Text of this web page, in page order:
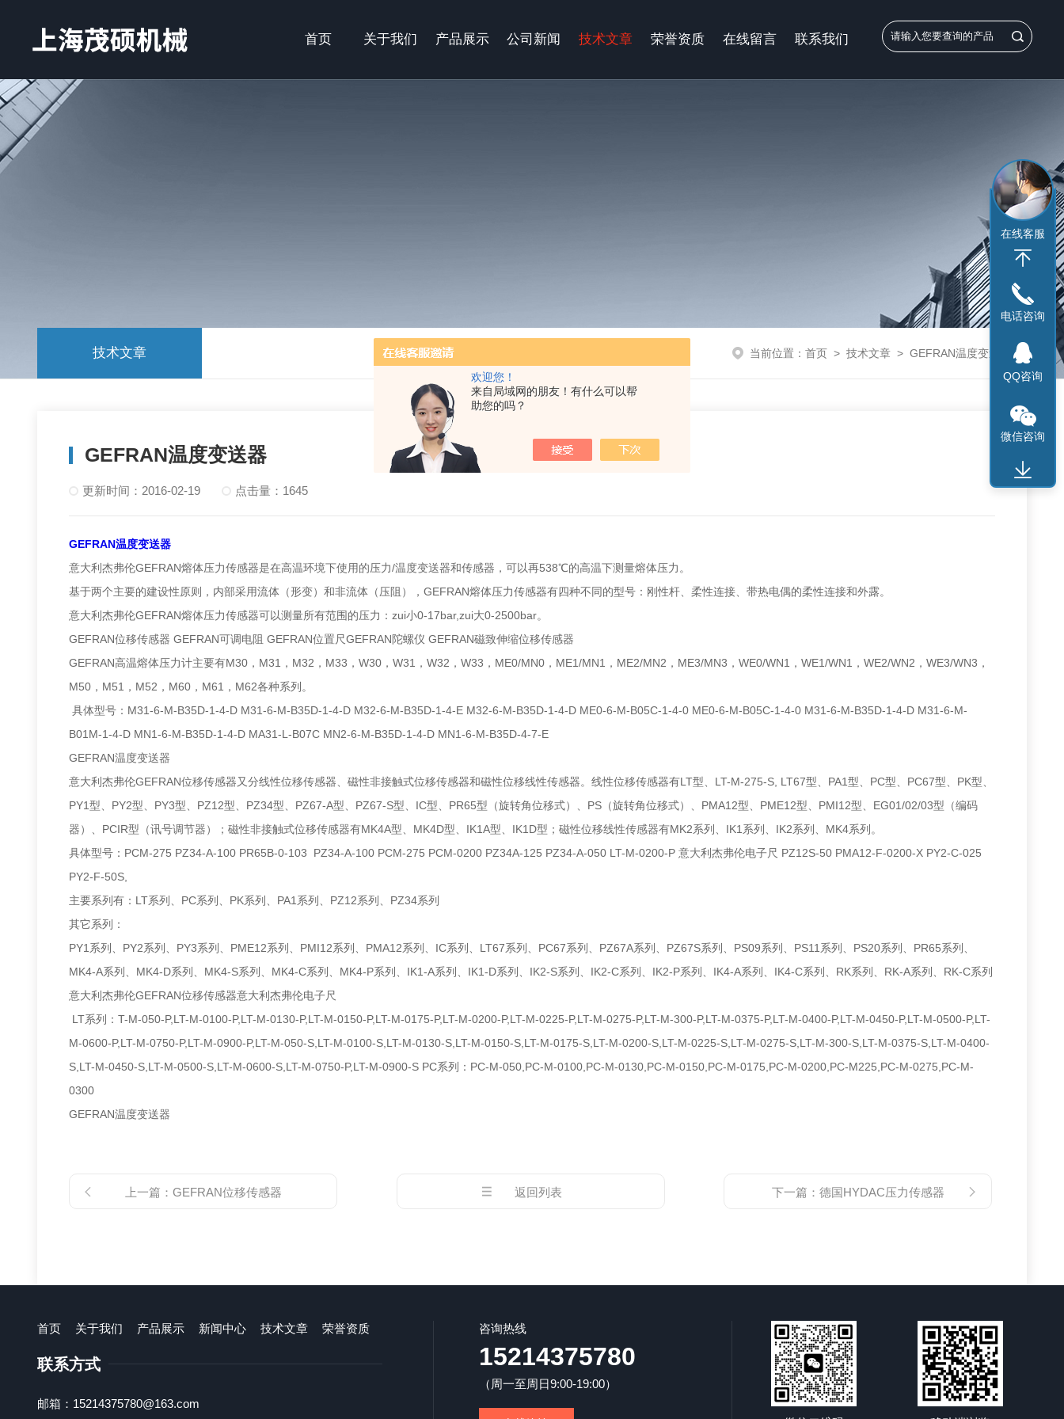
欢迎您！
来自局域网的朋友！有什么可以帮
助您的吗？
首页 关于我们 产品展示 公司新闻 技术文章 荣誉资质 在线留言 联系我们
技术文章 当前位置： 首页> 技术文章> GEFRAN温度变送器
GEFRAN温度变送器
更新时间：2016-02-19 点击量：1645
GEFRAN温度变送器
意大利杰弗伦GEFRAN熔体压力传感器是在高温环境下使用的压力/温度变送器和传感器，可以再538℃的高温下测量熔体压力。
基于两个主要的建设性原则，内部采用流体（形变）和非流体（压阻），GEFRAN熔体压力传感器有四种不同的型号：刚性杆、柔性连接、带热电偶的柔性连接和外露。
意大利杰弗伦GEFRAN熔体压力传感器可以测量所有范围的压力：zui小0-17bar,zui大0-2500bar。
GEFRAN位移传感器 GEFRAN可调电阻 GEFRAN位置尺GEFRAN陀螺仪 GEFRAN磁致伸缩位移传感器
GEFRAN高温熔体压力计主要有M30，M31，M32，M33，W30，W31，W32，W33，ME0/MN0，ME1/MN1，ME2/MN2，ME3/MN3，WE0/WN1，WE1/WN1，WE2/WN2，WE3/WN3，
M50，M51，M52，M60，M61，M62各种系列。
具体型号：M31-6-M-B35D-1-4-D M31-6-M-B35D-1-4-D M32-6-M-B35D-1-4-E M32-6-M-B35D-1-4-D ME0-6-M-B05C-1-4-0 ME0-6-M-B05C-1-4-0 M31-6-M-B35D-1-4-D M31-6-M-
B01M-1-4-D MN1-6-M-B35D-1-4-D MA31-L-B07C MN2-6-M-B35D-1-4-D MN1-6-M-B35D-4-7-E
GEFRAN温度变送器
意大利杰弗伦GEFRAN位移传感器又分线性位移传感器、磁性非接触式位移传感器和磁性位移线性传感器。线性位移传感器有LT型、LT-M-275-S, LT67型、PA1型、PC型、PC67型、PK型、
PY1型、PY2型、PY3型、PZ12型、PZ34型、PZ67-A型、PZ67-S型、IC型、PR65型（旋转角位移式）、PS（旋转角位移式）、PMA12型、PME12型、PMI12型、EG01/02/03型（编码
器）、PCIR型（讯号调节器）；磁性非接触式位移传感器有MK4A型、MK4D型、IK1A型、IK1D型；磁性位移线性传感器有MK2系列、IK1系列、IK2系列、MK4系列。
具体型号：PCM-275 PZ34-A-100 PR65B-0-103 PZ34-A-100 PCM-275 PCM-0200 PZ34A-125 PZ34-A-050 LT-M-0200-P 意大利杰弗伦电子尺 PZ12S-50 PMA12-F-0200-X PY2-C-025
PY2-F-50S,
主要系列有：LT系列、PC系列、PK系列、PA1系列、PZ12系列、PZ34系列
其它系列：
PY1系列、PY2系列、PY3系列、PME12系列、PMI12系列、PMA12系列、IC系列、LT67系列、PC67系列、PZ67A系列、PZ67S系列、PS09系列、PS11系列、PS20系列、PR65系列、
MK4-A系列、MK4-D系列、MK4-S系列、MK4-C系列、MK4-P系列、IK1-A系列、IK1-D系列、IK2-S系列、IK2-C系列、IK2-P系列、IK4-A系列、IK4-C系列、RK系列、RK-A系列、RK-C系列
意大利杰弗伦GEFRAN位移传感器意大利杰弗伦电子尺
LT系列：T-M-050-P,LT-M-0100-P,LT-M-0130-P,LT-M-0150-P,LT-M-0175-P,LT-M-0200-P,LT-M-0225-P,LT-M-0275-P,LT-M-300-P,LT-M-0375-P,LT-M-0400-P,LT-M-0450-P,LT-M-0500-P,LT-
M-0600-P,LT-M-0750-P,LT-M-0900-P,LT-M-050-S,LT-M-0100-S,LT-M-0130-S,LT-M-0150-S,LT-M-0175-S,LT-M-0200-S,LT-M-0225-S,LT-M-0275-S,LT-M-300-S,LT-M-0375-S,LT-M-0400-
S,LT-M-0450-S,LT-M-0500-S,LT-M-0600-S,LT-M-0750-P,LT-M-0900-S PC系列：PC-M-050,PC-M-0100,PC-M-0130,PC-M-0150,PC-M-0175,PC-M-0200,PC-M225,PC-M-0275,PC-M-
0300
GEFRAN温度变送器
上一篇： GEFRAN位移传感器 返回列表 下一篇： 德国HYDAC压力传感器
首页 关于我们 产品展示 新闻中心 技术文章 荣誉资质
联系方式
邮箱：15214375780@163.com
咨询热线
15214375780
（周一至周日9:00-19:00）
在线客服
电话咨询
QQ咨询
微信咨询